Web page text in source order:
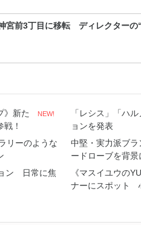
宮前3丁目に移転 ディレクターの
》新た
！
NEW!
「レシス」「ハ
ョンを発表
リーのような
中堅・実力派ブ
ードローブを背景
ン 日常に焦
《マスイユウの
ナーにスポット